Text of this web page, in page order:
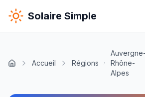
Solaire Simple
Accueil Régions
Auvergne-
Rhône-
Alpes